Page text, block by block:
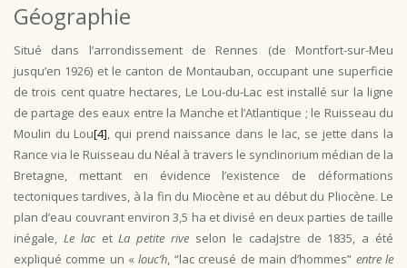
Géographie
Situé dans l’arrondissement de Rennes (de Montfort-sur-Meu
jusqu’en 1926) et le canton de Montauban, occupant une superficie
de trois cent quatre hectares, Le Lou-du-Lac est installé sur la ligne
de partage des eaux entre la Manche et l’Atlantique ; le Ruisseau du
Moulin du Lou[4], qui prend naissance dans le lac, se jette dans la
Rance via le Ruisseau du Néal à travers le synclinorium médian de la
Bretagne, mettant en évidence l’existence de déformations
tectoniques tardives, à la fin du Miocène et au début du Pliocène. Le
plan d’eau couvrant environ 3,5 ha et divisé en deux parties de taille
inégale, Le lacetLa petite rive selon le cadaJstre de 1835, a été
expliqué comme un «louc’h, “lac creusé de main d’hommes” entre le